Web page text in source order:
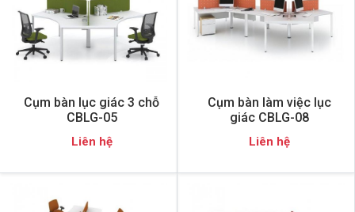
Cụm bàn lục giác 3 chỗ
CBLG-05
Liên hệ
Cụm bàn làm việc lục
giác CBLG-08
Liên hệ